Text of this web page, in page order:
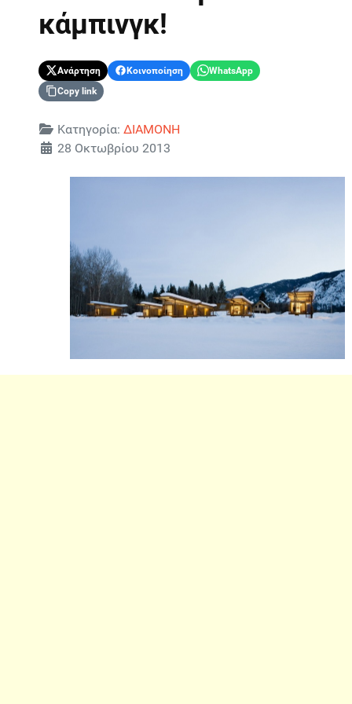
κάμπινγκ!
Ανάρτηση Κοινοποίηση
WhatsApp
Copy link
Λεπτομέρειες
Κατηγορία: ΔΙΑΜΟΝΗ
28 Οκτωβρίου 2013